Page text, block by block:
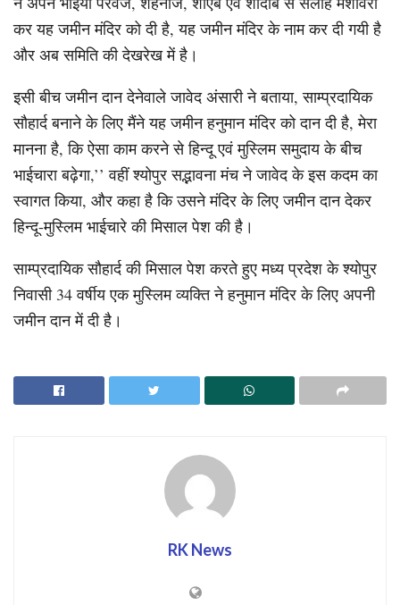
कर यह जमीन मंदिर को दी है, यह जमीन मंदिर के नाम कर दी गयी है
और अब समिति की देखरेख में है।
इसी बीच जमीन दान देनेवाले जावेद अंसारी ने बताया, साम्प्रदायिक
सौहार्द बनाने के लिए मैंने यह जमीन हनुमान मंदिर को दान दी है, मेरा
मानना है, कि ऐसा काम करने से हिन्दू एवं मुस्लिम समुदाय के बीच
भाईचारा बढ़ेगा,’’ वहीं श्योपुर सद्भावना मंच ने जावेद के इस कदम का
स्वागत किया, और कहा है कि उसने मंदिर के लिए जमीन दान देकर
हिन्दू-मुस्लिम भाईचारे की मिसाल पेश की है।
साम्प्रदायिक सौहार्द की मिसाल पेश करते हुए मध्य प्रदेश के श्योपुर
निवासी 34 वर्षीय एक मुस्लिम व्यक्ति ने हनुमान मंदिर के लिए अपनी
जमीन दान में दी है।
RK News